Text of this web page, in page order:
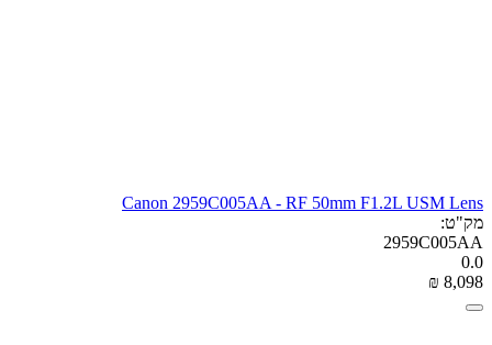
Canon 2959C005AA - RF 50mm F1.2L USM Lens
מק"ט:
2959C005AA
0.0
₪ 8,098